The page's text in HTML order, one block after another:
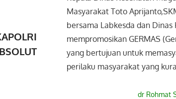
Masyarakat Toto
bersama Labkesda dan
mempromosikan GERMAS
yang bertujuan untuk
perilaku masyarakat yang
dr Rohmat